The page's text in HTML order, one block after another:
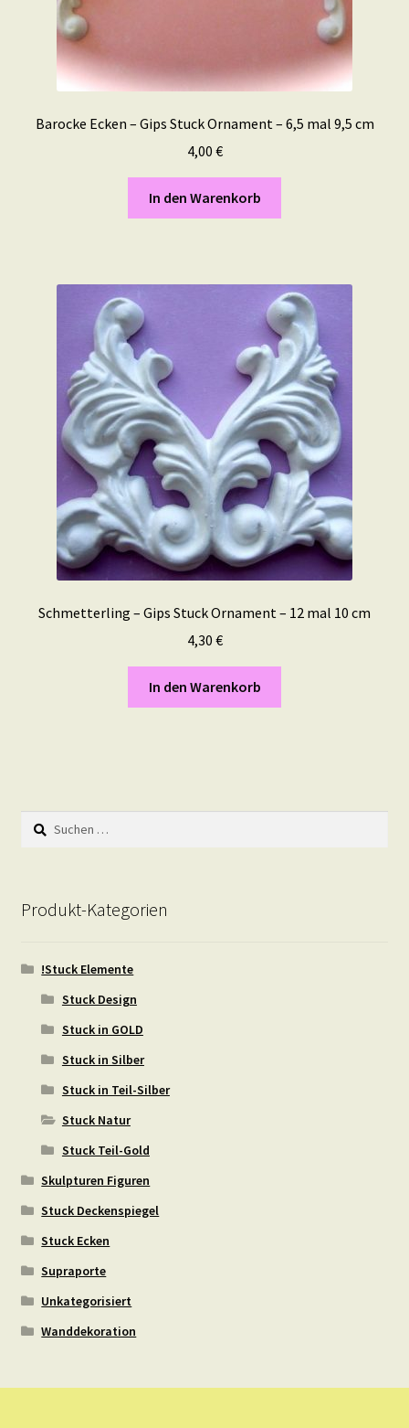
Barocke Ecken – Gips Stuck Ornament – 6,5 mal 9,5 cm
4,00 €
In den Warenkorb
Schmetterling – Gips Stuck Ornament – 12 mal 10 cm
4,30 €
In den Warenkorb
Suchen
nach:
Produkt-Kategorien
!Stuck Elemente
Stuck Design
Stuck in GOLD
Stuck in Silber
Stuck in Teil-Silber
Stuck Natur
Stuck Teil-Gold
Skulpturen Figuren
Stuck Deckenspiegel
Stuck Ecken
Supraporte
Unkategorisiert
Wanddekoration